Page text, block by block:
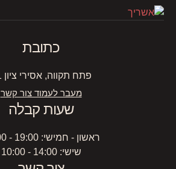
כתובת
פתח תקווה, אסירי ציון 11
מעבר לעמוד צור קשר
שעות קבלה
ראשון - חמישי: 19:00 - 11:00
שישי: 14:00 - 10:00